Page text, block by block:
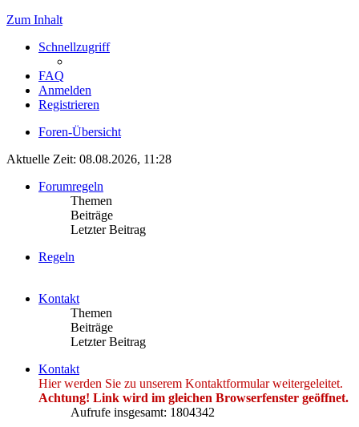
Zum Inhalt
Schnellzugriff
FAQ
Anmelden
Registrieren
Foren-Übersicht
Aktuelle Zeit: 08.08.2026, 11:28
Forumregeln
Themen
Beiträge
Letzter Beitrag
Regeln
Kontakt
Themen
Beiträge
Letzter Beitrag
Kontakt
Hier werden Sie zu unserem Kontaktformular weitergeleitet.
Achtung! Link wird im gleichen Browserfenster geöffnet.
Aufrufe insgesamt: 1804342